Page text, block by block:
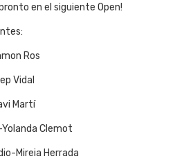
en el siguiente Open!
Ros
Vidal
Martí
Clemot
Mireia Herrada